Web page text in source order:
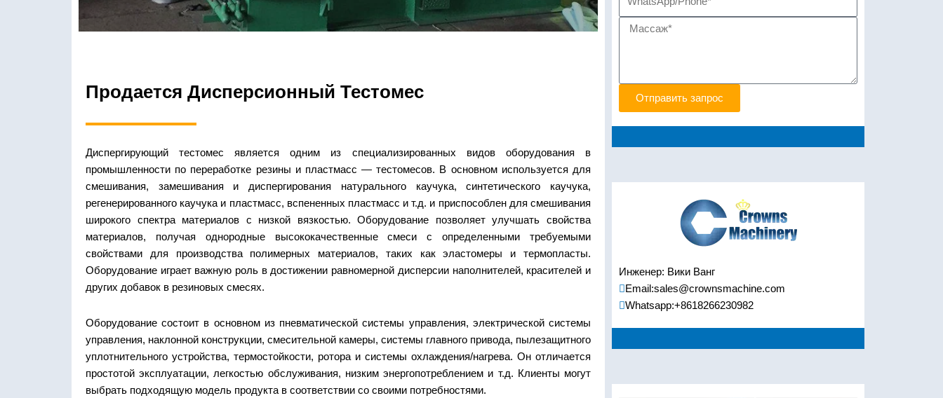
Продается Дисперсионный Тестомес
Диспергирующий тестомес является одним из специализированных видов оборудования в
промышленности по переработке резины и пластмасс — тестомесов. В основном используется для
смешивания, замешивания и диспергирования натурального каучука, синтетического каучука,
регенерированного каучука и пластмасс, вспененных пластмасс и т.д. и приспособлен для смешивания
широкого спектра материалов с низкой вязкостью. Оборудование позволяет улучшать свойства
материалов, получая однородные высококачественные смеси с определенными требуемыми
свойствами для производства полимерных материалов, таких как эластомеры и термопласты.
Оборудование играет важную роль в достижении равномерной дисперсии наполнителей, красителей и
других добавок в резиновых смесях.
Оборудование состоит в основном из пневматической системы управления, электрической системы
управления, наклонной конструкции, смесительной камеры, системы главного привода, пылезащитного
уплотнительного устройства, термостойкости, ротора и системы охлаждения/нагрева. Он отличается
простотой эксплуатации, легкостью обслуживания, низким энергопотреблением и т.д. Клиенты могут
выбрать подходящую модель продукта в соответствии со своими потребностями.
Отправить запрос
Инженер: Вики Ванг
Email:sales@crownsmachine.com
Whatsapp:+8618266230982